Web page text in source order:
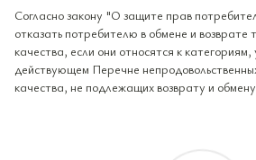
Согласно закону "О защите прав
отказать потребителю в обмене и
качества, если они относятся к
действующем Перечне
качества, не подлежащих возврату и обмену.